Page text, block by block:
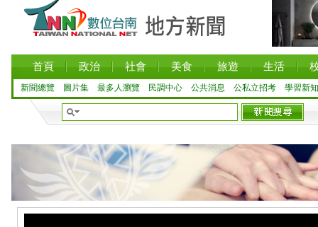
首頁 政治 社會 美食 旅遊 生活
新聞總覽 圖片集 最多人瀏覽 民調中心 公共消息 公私立招考 學習新知